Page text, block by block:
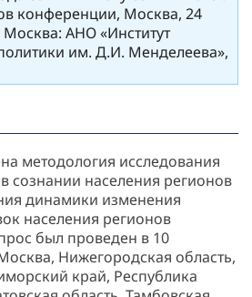
конференции, Москва, 24
Москва: АНО «Институт
им. Д.И. Менделеева»,
методология исследования
сознании населения регионов
динамики изменения
населения регионов
был проведен в 10
Нижегородская область,
край, Республика